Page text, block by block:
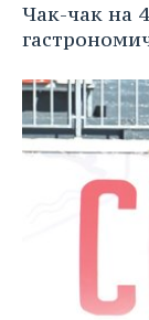
Чак-чак на